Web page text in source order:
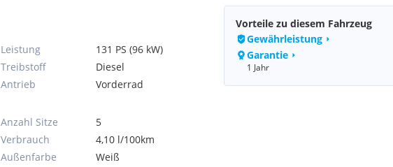
Leistung
131 PS (96 kW)
Treibstoff
Diesel
Antrieb
Vorderrad
Anzahl Sitze
5
Verbrauch
4,10 l/100km
Außenfarbe
Weiß
Vorteile zu diesem Fahrzeug
Gewährleistung
Garantie
1 Jahr